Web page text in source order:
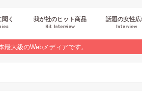
く 我が社のヒット商品
Hit Interview
話題の女性広
Interview
大級のWebメディアです。